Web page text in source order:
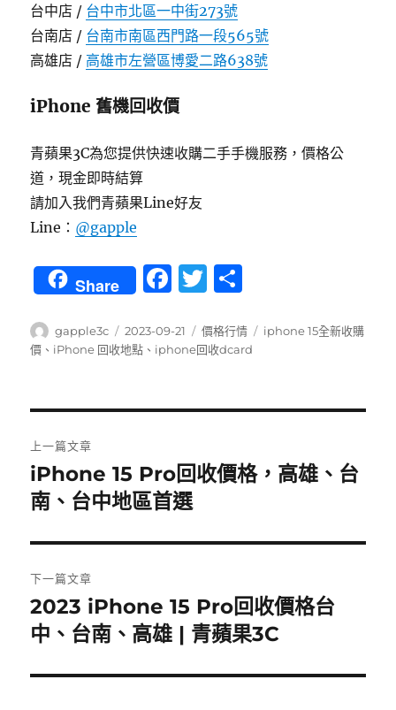
台中店 / 台中市北區一中街273號
台南店 / 台南市南區西門路一段565號
高雄店 / 高雄市左營區博愛二路638號
iPhone 舊機回收價
青蘋果3C為您提供快速收購二手手機服務，價格公
道，現金即時結算
請加入我們青蘋果Line好友
Line： @gapple
Share
F
c
e
o
k
T
it
te
作
者
gapple3c
發
佈
2023-09-21
分
類
價格行情
標
iphone 15全新收購
價 、 iPhone 回收地點 、 iphone回收dcard
章
導
覽
上一篇文章
上
一
文
章:
iPhone 15 Pro回收價格，高雄、台
南、台中地區首選
下一篇文章
下
一
文
2023 iPhone 15 Pro回收價格台
中、台南、高雄 | 青蘋果3C